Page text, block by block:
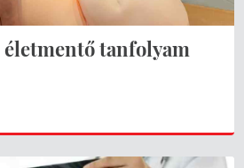
tanfolyam